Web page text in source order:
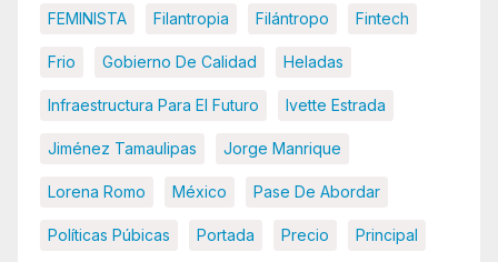
FEMINISTA Filantropia Filántropo Fintech
Frio Gobierno De Calidad Heladas
Infraestructura Para El Futuro Ivette Estrada
Jiménez Tamaulipas Jorge Manrique
Lorena Romo México Pase De Abordar
Políticas Púbicas Portada Precio Principal